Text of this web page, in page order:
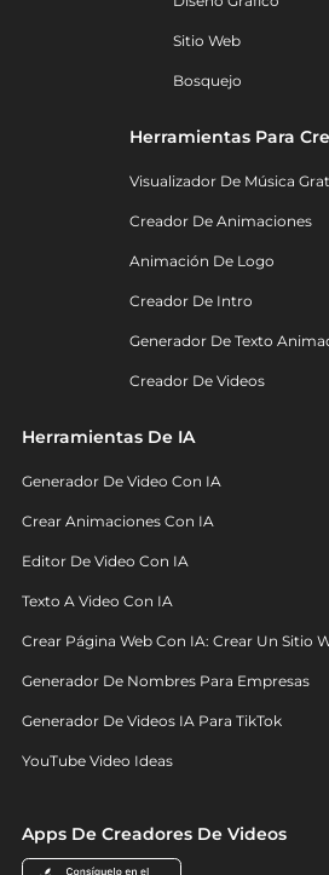
Sitio Web
Bosquejo
Herramientas Para
Visualizador De Música
Creador De Animaciones
Animación De Logo
Creador De Intro
Generador De Texto
Creador De Videos
Herramientas De IA
Generador De Video Con IA
Crear Animaciones Con IA
Editor De Video Con IA
Texto A Video Con IA
Crear Página Web Con IA: Crear Un Sitio
Generador De Nombres Para Empresas
Generador De Videos IA Para TikTok
YouTube Video Ideas
Apps De Creadores De Videos